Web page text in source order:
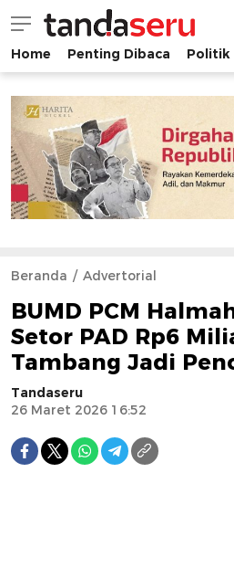
tandaseru.com | Penting
tandaseru.com
Home Penting Dibaca Politik
Beranda Advertorial
BUMD PCM
Setor PAD Rp6
Tambang Jadi
Tandaseru
26 Maret 2026 16:52